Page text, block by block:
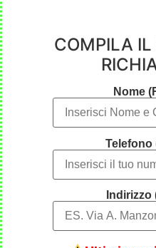
COMPILA IL
Nome
Telefono